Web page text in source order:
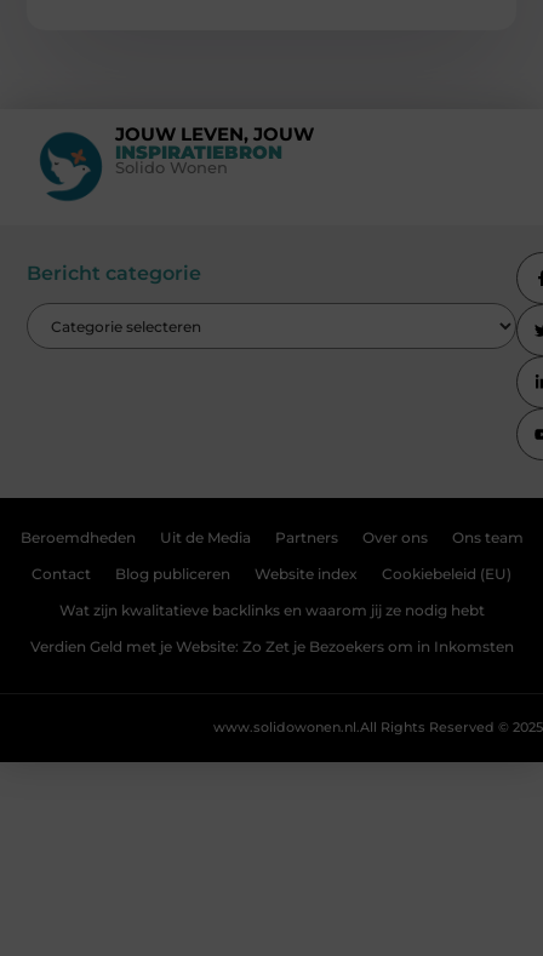
JOUW LEVEN, JOUW
INSPIRATIEBRON
Solido Wonen
Bericht categorie
Beroemdheden Uit de Media Partners Over ons Ons team
Contact Blog publiceren Website index Cookiebeleid (EU)
Wat zijn kwalitatieve backlinks en waarom jij ze nodig hebt
Verdien Geld met je Website: Zo Zet je Bezoekers om in Inkomsten
All Rights Reserved © 2025
www.solidowonen.nl.